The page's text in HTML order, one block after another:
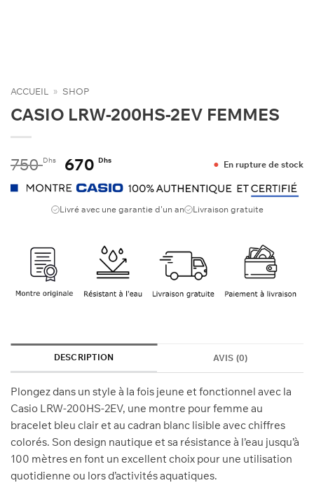
ACCUEIL » SHOP
CASIO LRW-200HS-2EV FEMMES
750Dhs Le
prix
initial
était :
670 DhsLe
prix
actuel
est :
En rupture de stock
Livré avec une garantie d'un an Livraison gratuite
DESCRIPTION AVIS (0)
Plongez dans un style à la fois jeune et fonctionnel avec la
Casio LRW-200HS-2EV, une montre pour femme au
bracelet bleu clair et au cadran blanc lisible avec chiffres
colorés. Son design nautique et sa résistance à l’eau jusqu’à
100 mètres en font un excellent choix pour une utilisation
quotidienne ou lors d’activités aquatiques.